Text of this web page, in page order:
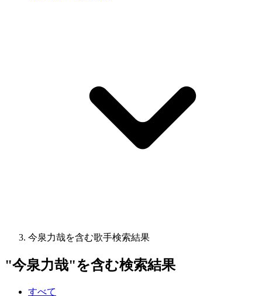
今泉力哉を含む歌手検索結果
"今泉力哉"を含む検索結果
すべて